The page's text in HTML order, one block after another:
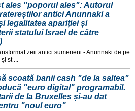
ales "poporul ales": Autorul
antici Anunnaki a
legalitatea apariției și
statului Israel de către
zeii antici sumerieni - Anunnaki de pe
st ...
scoată banii cash "de la saltea"
"euro digital" programabil.
de la Bruxelles și-au dat
"noul euro"